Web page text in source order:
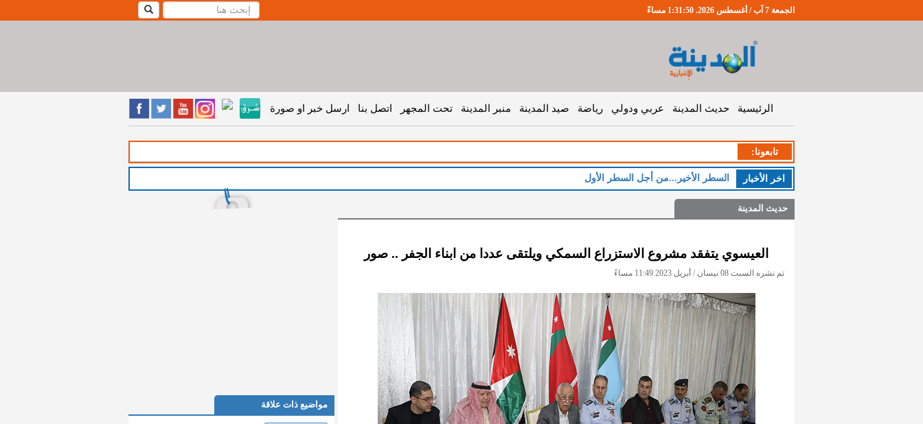
الجمعة 7 آب / أغسطس 2026. 1:31:52 مساءً
الرئيسية حديث المدينة عربي ودولي رياضة صيد المدينة منبر المدينة تحت المجهر اتصل بنا ارسل خبر او صورة
تابعونا:
اخر اﻷخبار الخميس : طقس صي
حديث المدينة
العيسوي يتفقد مشروع الاستزراع السمكي ويلتقى عددا من ابناء الجفر .. صور
تم نشره السبت 08 نيسان / أبريل 2023 11:49 مساءً
مواضيع ذات علاقة